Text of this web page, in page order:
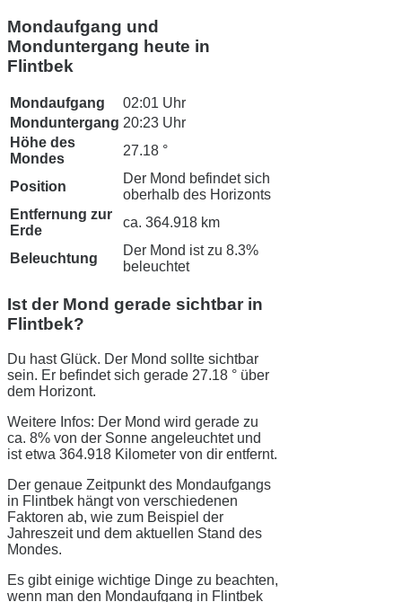
Mondaufgang und
Monduntergang heute in
Flintbek
Mondaufgang
02:01 Uhr
Monduntergang 20:23 Uhr
Höhe des
Mondes
27.18 °
Position
Der Mond befindet sich
oberhalb des Horizonts
Entfernung zur
Erde
ca. 364.918 km
Beleuchtung
Der Mond ist zu 8.3%
beleuchtet
Ist der Mond gerade sichtbar in
Flintbek?
Du hast Glück. Der Mond sollte sichtbar
sein. Er befindet sich gerade 27.18 ° über
dem Horizont.
Weitere Infos: Der Mond wird gerade zu
ca. 8% von der Sonne angeleuchtet und
ist etwa 364.918 Kilometer von dir entfernt.
Der genaue Zeitpunkt des Mondaufgangs
in Flintbek hängt von verschiedenen
Faktoren ab, wie zum Beispiel der
Jahreszeit und dem aktuellen Stand des
Mondes.
Es gibt einige wichtige Dinge zu beachten,
wenn man den Mondaufgang in Flintbek